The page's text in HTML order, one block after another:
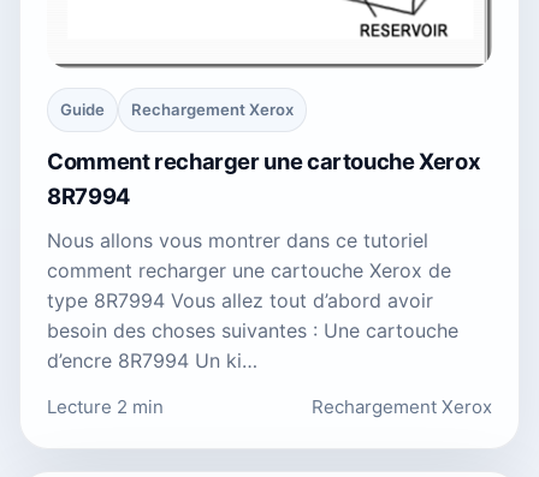
Guide Rechargement Xerox
Comment recharger une cartouche Xerox
8R7994
Nous allons vous montrer dans ce tutoriel
comment recharger une cartouche Xerox de
type 8R7994 Vous allez tout d’abord avoir
besoin des choses suivantes : Une cartouche
d’encre 8R7994 Un ki…
Lecture 2 min Rechargement Xerox